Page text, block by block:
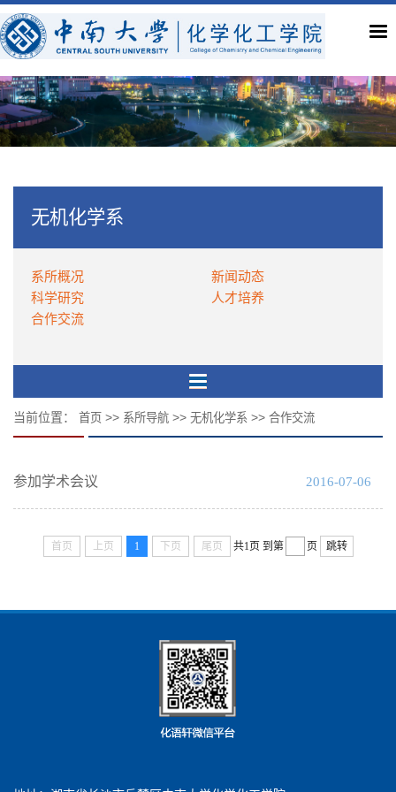
无机化学系
系所概况
新闻动态
科学研究
人才培养
合作交流
当前位置： 首页 >> 系所导航 >> 无机化学系 >> 合作交流
参加学术会议 2016-07-06
首页 上页 1 下页 尾页 共1页 到第 页 跳转